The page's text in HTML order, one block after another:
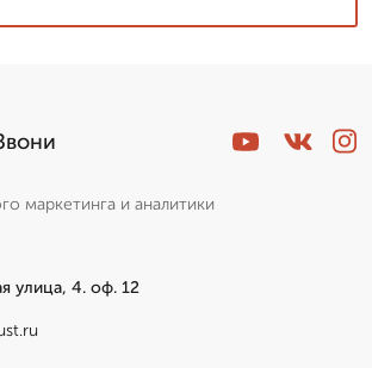
маркетинга и аналитики
улица, 4. оф. 12